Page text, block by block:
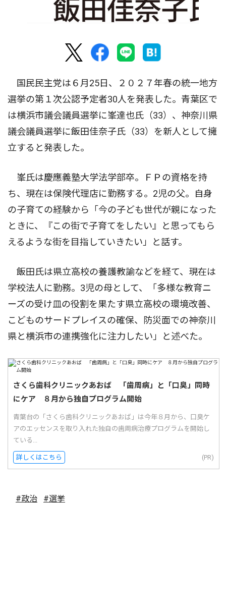
国民民主党は６月25日、２０２７年春の統一地方
選挙の第１次公認予定者30人を発表した。青葉区で
は横浜市議会議員選挙に峯達也氏（33）、神奈川県
議会議員選挙に飯田佳奈子氏（33）を新人として擁
立すると発表した。
峯氏は慶應義塾大学法学部卒。ＦＰの資格を持
ち、現在は保険代理店に勤務する。2児の父。自身
の子育ての経験から「今の子ども世代が親になった
ときに、『この街で子育てをしたい』と思ってもら
えるような街を目指していきたい」と話す。
飯田氏は県立高校の養護教諭などを経て、現在は
学校法人に勤務。3児の母として、「多様な教育ニ
ーズの受け皿の役割を果たす県立高校の環境改善、
こどものサードプレイスの確保、防災面での神奈川
県と横浜市の連携強化に注力したい」と述べた。
さくら歯科クリニックあおば 「歯周病」と「口臭」同時
にケア ８月から独自プログラム開始
青葉台の「さくら歯科クリニックあおば」は今年８月から、口臭ケ
アのエッセンスを取り入れた独自の歯周病治療プログラムを開始し
ている...
詳しくはこちら (PR)
#政治 #選挙